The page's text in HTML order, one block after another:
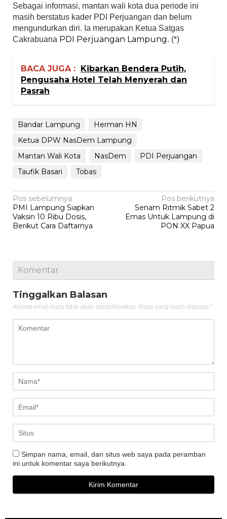
Sebagai informasi, mantan wali kota dua periode ini
masih berstatus kader PDI Perjuangan dan belum
mengundurkan diri. Ia merupakan Ketua Satgas
Cakrabuana PDI Perjuangan Lampung. (*)
BACA JUGA : Kibarkan Bendera Putih,
Pengusaha Hotel Telah Menyerah dan
Pasrah
Bandar Lampung
Herman HN
Ketua DPW NasDem Lampung
Mantan Wali Kota
NasDem
PDI Perjuangan
Taufik Basari
Tobas
Navigasi
pos
Pos sebelumnya
PMI Lampung Siapkan
Vaksin 10 Ribu Dosis,
Berikut Cara Daftarnya
Pos berikutnya
Senam Ritmik Sabet 2
Emas Untuk Lampung di
PON XX Papua
Komentar
Tinggalkan Balasan
Alamat email Anda tidak akan dipublikasikan. Ruas yang wajib ditandai *
Simpan nama, email, dan situs web saya pada peramban
ini untuk komentar saya berikutnya.